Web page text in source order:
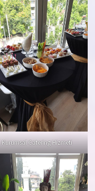
Kurumsal Catering Hizmeti